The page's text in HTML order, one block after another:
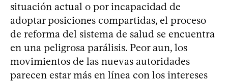
situación actual o por incapacidad de
adoptar posiciones compartidas, el proceso
de reforma del sistema de salud se encuentra
en una peligrosa parálisis. Peor aun, los
movimientos de las nuevas autoridades
parecen estar más en línea con los intereses